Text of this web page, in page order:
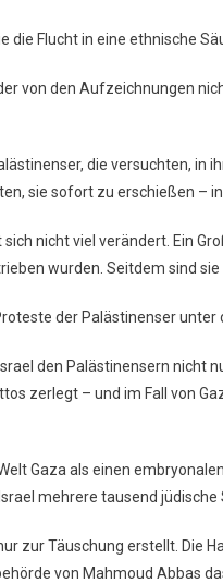
die Flucht in eine ethnische
von den Aufzeichnungen
die versuchten, in
sie sofort zu erschießen –
nicht viel verändert. Ein
wurden. Seitdem sind
der Palästinenser
den Palästinensern nicht
zerlegt – und im Fall von
Gaza als einen
mehrere tausend jüdische
zur Täuschung erstellt. Die
von Mahmoud Abbas